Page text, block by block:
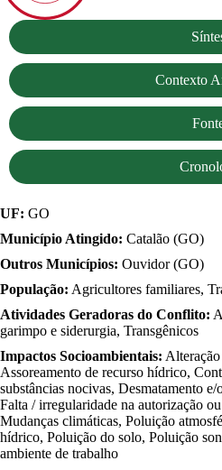
Contexto
UF: GO
Município Atingido: Catalão (GO)
Outros Municípios: Ouvidor (GO)
População: Agricultores familiares,
Atividades Geradoras do Conflito:
garimpo e siderurgia, Transgênicos
Impactos Socioambientais:
Assoreamento de recurso hídrico,
substâncias nocivas, Desmatamento
Falta / irregularidade na autorização
Mudanças climáticas, Poluição
hídrico, Poluição do solo, Poluição
ambiente de trabalho